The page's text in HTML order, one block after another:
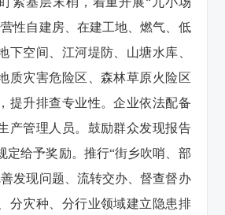
性自建房、在建工地、燃气、低
下空间、江河堤防、山塘水库、
质灾害危险区、森林草原火险区
提升排查专业性。企业依法配备
产管理人员。鼓励群众发现报告
定给予奖励。推行“街乡吹哨、部
发现问题、流转交办、督查督办
分灾种、分行业领域建立隐患排